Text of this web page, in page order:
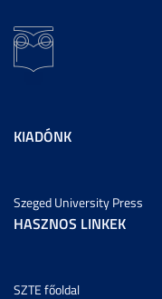
KIADÓNK
Szeged University Press
HASZNOS LINKEK
SZTE főoldal